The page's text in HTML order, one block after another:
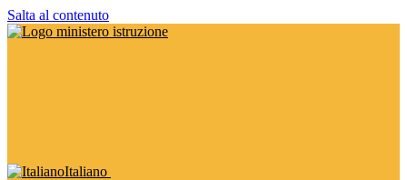
Salta al contenuto
Italiano